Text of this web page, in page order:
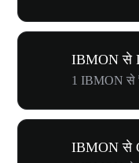
IBMON से
1 IBMON से
IBMON से